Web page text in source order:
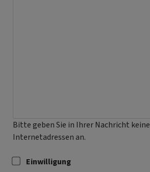
Bitte geben Sie in Ihrer Nachricht
Internetadressen an.
Einwilligung